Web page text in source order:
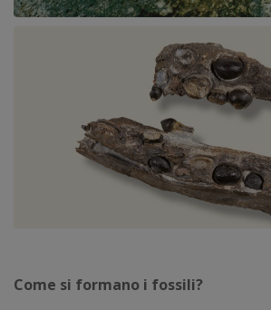
Come si formano i fossili?